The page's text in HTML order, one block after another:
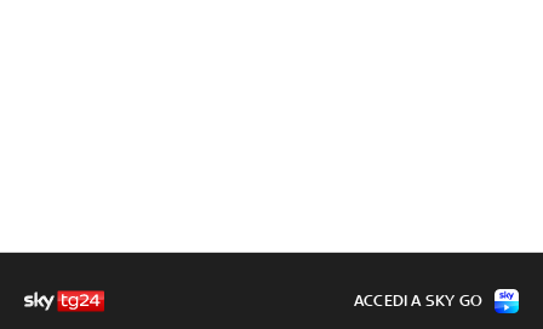
ACCEDI A SKY GO